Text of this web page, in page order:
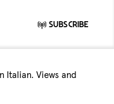
Subscribe
Italian. Views and